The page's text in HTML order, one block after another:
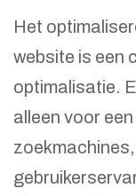
Het
website is een
optimalisatie.
alleen voor